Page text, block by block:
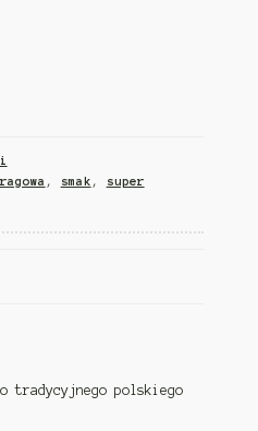
, smak , super
tradycyjnego polskiego